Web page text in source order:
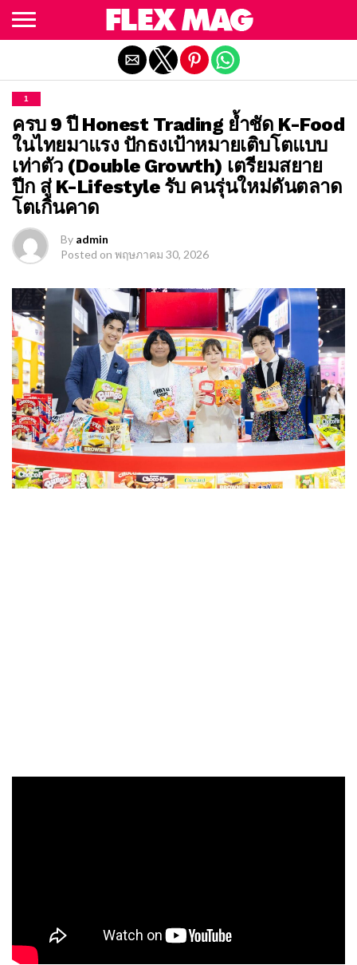
1
ครบ 9 ปี Honest Trading ย้ำชัด K-Food
ในไทยมาแรง ปักธงเป้าหมายเติบโตแบบ
เท่าตัว (Double Growth) เตรียมสยาย
ปีก สู่ K-Lifestyle รับ คนรุ่นใหม่ดันตลาด
โตเกินคาด
By admin
Posted on พฤษภาคม 30, 2026
Exit mobile version